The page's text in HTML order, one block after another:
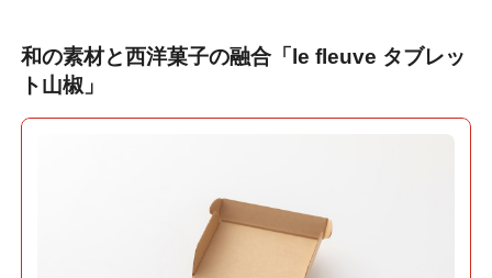
和の素材と西洋菓子の融合「le fleuve タブレッ
ト山椒」